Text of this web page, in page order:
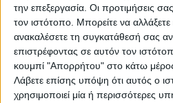
την επεξεργασία. Οι προτιμήσεις
τον ιστότοπο. Μπορείτε να
ανακαλέσετε τη συγκατάθεσή σας
επιστρέφοντας σε αυτόν τον
κουμπί "Απορρήτου" στο κάτω μέρος
Λάβετε επίσης υπόψη ότι αυτός ο
χρησιμοποιεί μία ή περισσότερες
ΕΝ.Φ.Ι.Α. που
εκκαθαριστικά με τα
φόρου που δικαιούνται
ολοκληρωθεί.